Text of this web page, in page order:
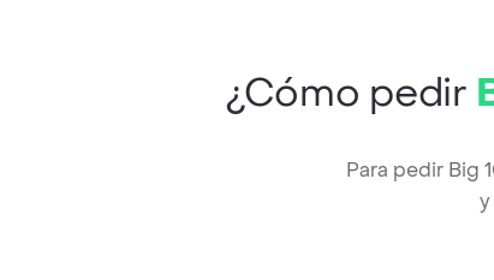
¿Cómo pedir
Para pedir Big